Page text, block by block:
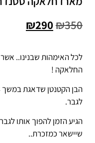
₪350
₪290
לכל האימהות שבנינו..
החלאקה !
הבן הקטנטן שדאגת במשך
לגבר.
הגיע הזמן להפוך אותו
שיישאר כמזכרת..